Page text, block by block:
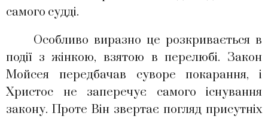
самого судді.
Особливо виразно це розкривається в
події з жінкою, взятою в перелюбі. Закон
Мойсея передбачав суворе покарання, і
Христос не заперечує самого існування
закону. Проте Він звертає погляд присутніх